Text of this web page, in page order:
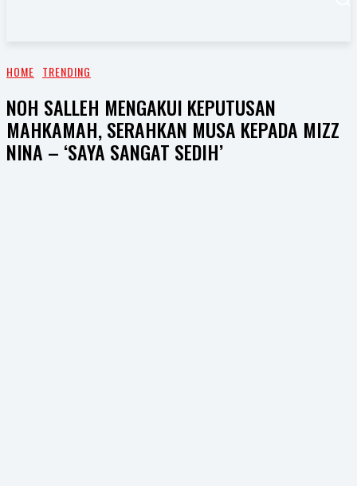
HOME TRENDING
NOH SALLEH MENGAKUI KEPUTUSAN
MAHKAMAH, SERAHKAN MUSA KEPADA MIZZ
NINA – ‘SAYA SANGAT SEDIH’